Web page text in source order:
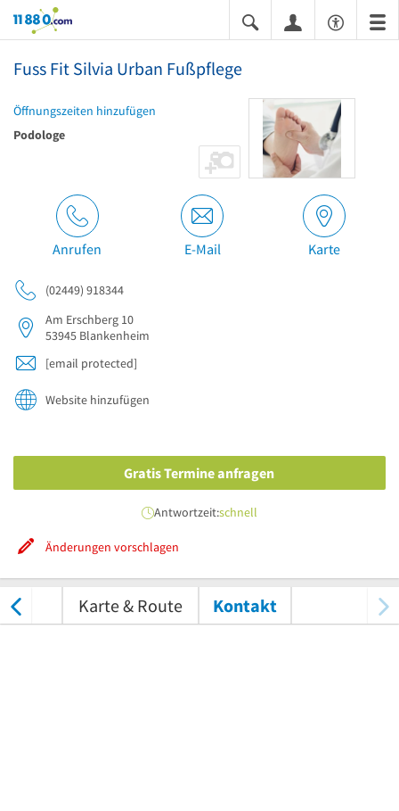
11880.com
Fuss Fit Silvia Urban Fußpflege
Öffnungszeiten hinzufügen
Podologe
Anrufen E-Mail Karte
(02449) 918344
Am Erschberg 10
53945 Blankenheim
[email protected]
Website hinzufügen
Gratis Termine anfragen
Antwortzeit:schnell
Änderungen vorschlagen
Karte & Route Kontakt